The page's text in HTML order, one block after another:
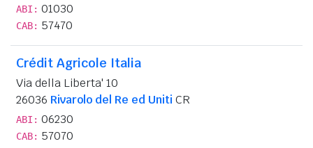
ABI: 01030
CAB: 57470
Crédit Agricole Italia
Via della Liberta' 10
26036 Rivarolo del Re ed Uniti CR
ABI: 06230
CAB: 57070